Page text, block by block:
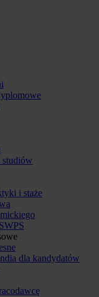
studiów
i staże
dla kandydatów